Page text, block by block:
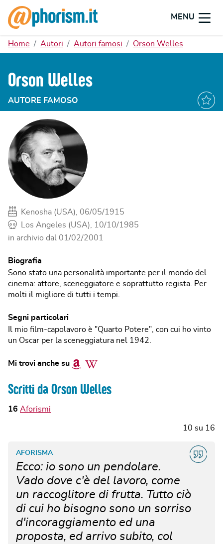
MENU
Home Autori Autori famosi Orson Welles
Orson Welles
AUTORE FAMOSO
Kenosha (USA), 06/05/1915
Los Angeles (USA), 10/10/1985
in archivio dal 01/02/2001
Biografia
Sono stato una personalità importante per il mondo del
cinema: attore, sceneggiatore e soprattutto regista. Per
molti il migliore di tutti i tempi.
Segni particolari
Il mio film-capolavoro è "Quarto Potere", con cui ho vinto
un Oscar per la sceneggiatura nel 1942.
Mi trovi anche su AmazonWikipedia
Scritti da Orson Welles
16 Aforismi
10 su 16
Ecco: io sono un pendolare.
Vado dove c'è del lavoro, come
un raccoglitore di frutta. Tutto ciò
di cui ho bisogno sono un sorriso
d'incoraggiamento ed una
proposta, ed arrivo subito, col
AFORISMA